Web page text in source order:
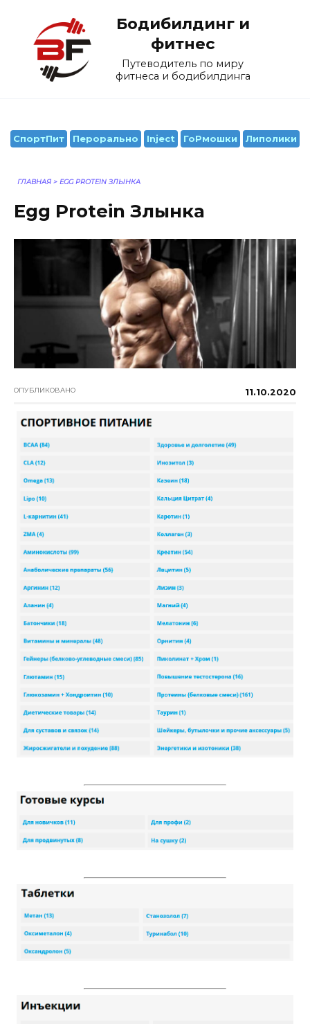
содержанию
Бодибилдинг и
фитнес
Путеводитель по миру
фитнеса и бодибилдинга
СпортПит Перорально Inject ГоРмошки Липолики
ГЛАВНАЯ > EGG PROTEIN ЗЛЫНКА
Egg Protein Злынка
ОПУБЛИКОВАНО 11.10.2020